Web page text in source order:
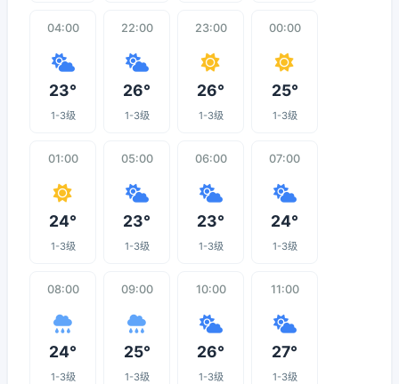
04:00
23°
1-3级
22:00
26°
1-3级
23:00
26°
1-3级
00:00
25°
1-3级
01:00
24°
1-3级
05:00
23°
1-3级
06:00
23°
1-3级
07:00
24°
1-3级
08:00
24°
1-3级
09:00
25°
1-3级
10:00
26°
1-3级
11:00
27°
1-3级